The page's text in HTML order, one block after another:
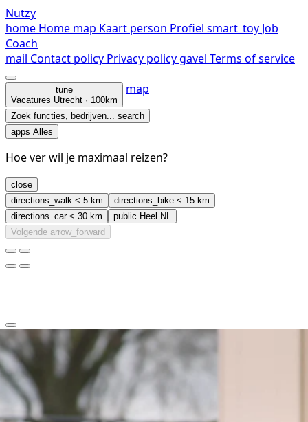
Nutzy
home Home map Kaart person Profiel smart_toy Job
Coach
mail Contact policy Privacy policygavel Terms of service
tune
Vacatures Utrecht · 100km
map
Zoek functies, bedrijven... search
apps Alles
Hoe ver wil je maximaal reizen?
close
directions_walk < 5 km directions_bike < 15 km
directions_car< 30 km public Heel NL
Volgende arrow_forward
arrow_back_ios_new
favorite